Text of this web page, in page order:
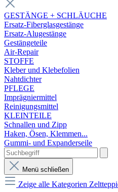
GESTÄNGE + SCHLÄUCHE
Ersatz-Fiberglasgestänge
Ersatz-Alugestänge
Gestängeteile
Air-Repair
STOFFE
Kleber und Klebefolien
Nahtdichter
PFLEGE
Imprägniermittel
Reinigungsmittel
KLEINTEILE
Schnallen und Zipp
Haken, Ösen, Klemmen...
Gummi- und Expanderseile
Menü schließen
Zeige alle Kategorien